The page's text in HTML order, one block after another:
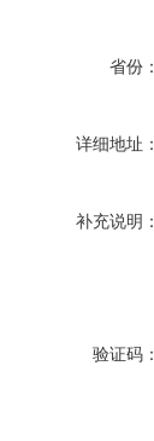
省份：
详细地址：
补充说明：
验证码：